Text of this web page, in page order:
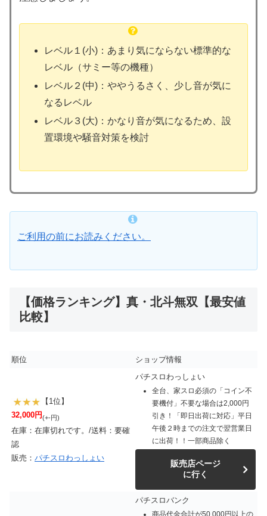
レベル１(小)：あまり気にならない標準的な
レベル（サミー等の機種）
レベル２(中)：ややうるさく、少し音が気に
なるレベル
レベル３(大)：かなり音が気になるため、設
置環境や騒音対策を検討
ご利用の前にお読みください。
【価格ランキング】真・北斗無双【最安値
比較】
順位 ショップ情報
【1位】
32,000円(+-円)
在庫：在庫切れです。/送料：要確
認
販売： パチスロわっしょい
パチスロわっしょい
全台、家スロ必須の「コイン不
要機付」不要な場合は2,000円
引き！「即日出荷に対応」平日
午後２時までの注文で翌営業日
に出荷！！一部商品除く
販売店ページ
に行く
パチスロバンク